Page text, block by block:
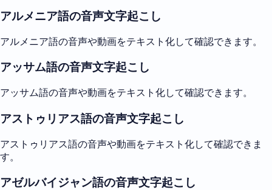
アルメニア語の音声文字起こし
アルメニア語の音声や動画をテキスト化して確認できます。
アッサム語の音声文字起こし
アッサム語の音声や動画をテキスト化して確認できます。
アストゥリアス語の音声文字起こし
アストゥリアス語の音声や動画をテキスト化して確認できま
す。
アゼルバイジャン語の音声文字起こし